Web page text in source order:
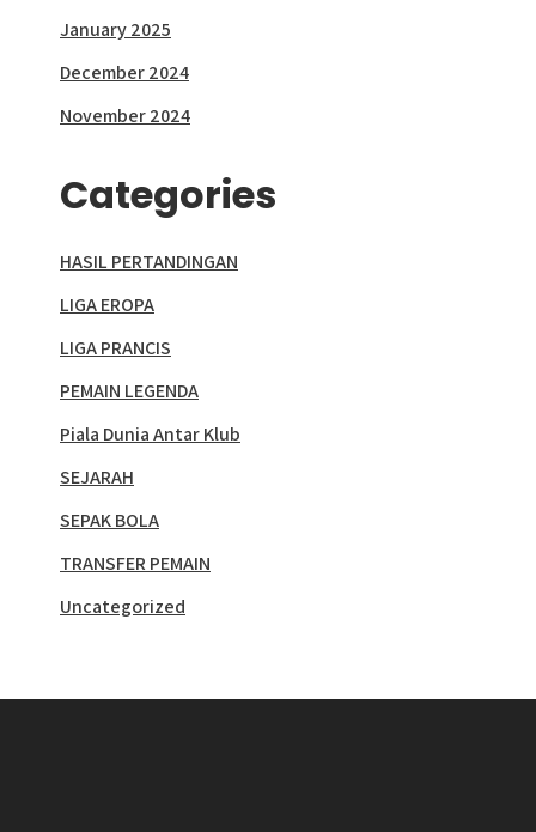
January 2025
December 2024
November 2024
Categories
HASIL PERTANDINGAN
LIGA EROPA
LIGA PRANCIS
PEMAIN LEGENDA
Piala Dunia Antar Klub
SEJARAH
SEPAK BOLA
TRANSFER PEMAIN
Uncategorized